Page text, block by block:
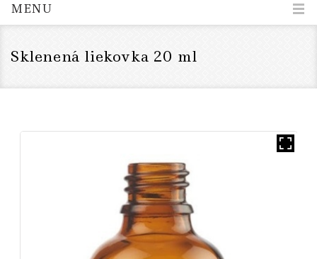
MENU
Sklenená liekovka 20 ml